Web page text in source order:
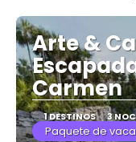
Arte &
Carmen
1 DESTINOS 3
Paquete de